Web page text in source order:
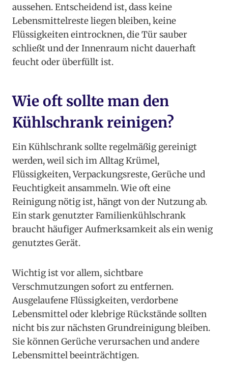
aussehen. Entscheidend ist, dass keine
Lebensmittelreste liegen bleiben, keine
Flüssigkeiten eintrocknen, die Tür sauber
schließt und der Innenraum nicht dauerhaft
feucht oder überfüllt ist.
Wie oft sollte man den
Kühlschrank reinigen?
Ein Kühlschrank sollte regelmäßig gereinigt
werden, weil sich im Alltag Krümel,
Flüssigkeiten, Verpackungsreste, Gerüche und
Feuchtigkeit ansammeln. Wie oft eine
Reinigung nötig ist, hängt von der Nutzung ab.
Ein stark genutzter Familienkühlschrank
braucht häufiger Aufmerksamkeit als ein wenig
genutztes Gerät.
Wichtig ist vor allem, sichtbare
Verschmutzungen sofort zu entfernen.
Ausgelaufene Flüssigkeiten, verdorbene
Lebensmittel oder klebrige Rückstände sollten
nicht bis zur nächsten Grundreinigung bleiben.
Sie können Gerüche verursachen und andere
Lebensmittel beeinträchtigen.